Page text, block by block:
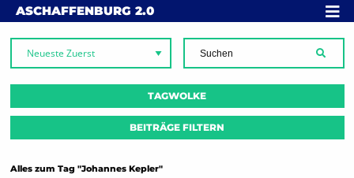
Skip to content
ASCHAFFENBURG 2.0 MENÜ
TAGWOLKE
BEITRÄGE FILTERN
Alles zum Tag "Johannes Kepler"